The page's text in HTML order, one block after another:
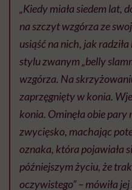
„Kiedy miała siedem lat,
na szczyt wzgórza ze
usiąść na nich, jak
stylu zwanym „belly
wzgórza. Na
zaprzęgnięty w konia.
konia. Ominęła obie pary
zwycięsko, machając
oznaka, która pojawiała
późniejszym życiu, że
oczywistego” – mówiła